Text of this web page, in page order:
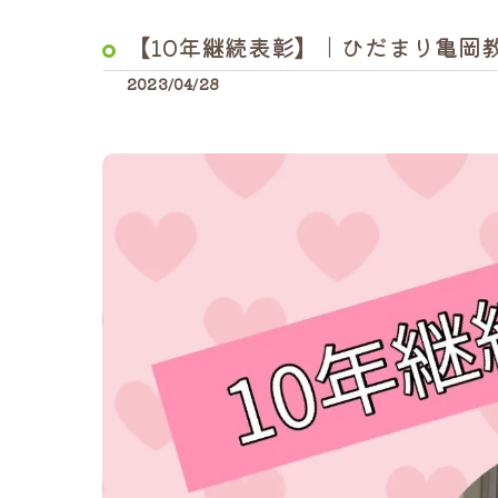
【10年継続表彰】｜ひだまり亀岡
2023/04/28